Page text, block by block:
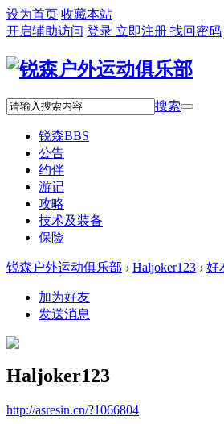
设为首页 收藏本站
开启辅助访问 登录 立即注册 找回密码
搜索
锐森BBS
公告
约伴
游记
攻略
技术及装备
保险
锐森户外运动俱乐部 › Haljoker123 › 好
加为好友
发送消息
Haljoker123
http://asresin.cn/?1066804